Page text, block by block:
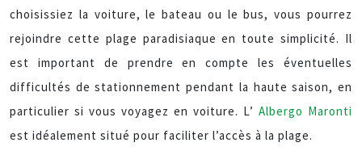
choisissiez la voiture, le bateau ou le bus, vous pourrez
rejoindre cette plage paradisiaque en toute simplicité. Il
est important de prendre en compte les éventuelles
difficultés de stationnement pendant la haute saison, en
particulier si vous voyagez en voiture. L’ Albergo Maronti
est idéalement situé pour faciliter l’accès à la plage.